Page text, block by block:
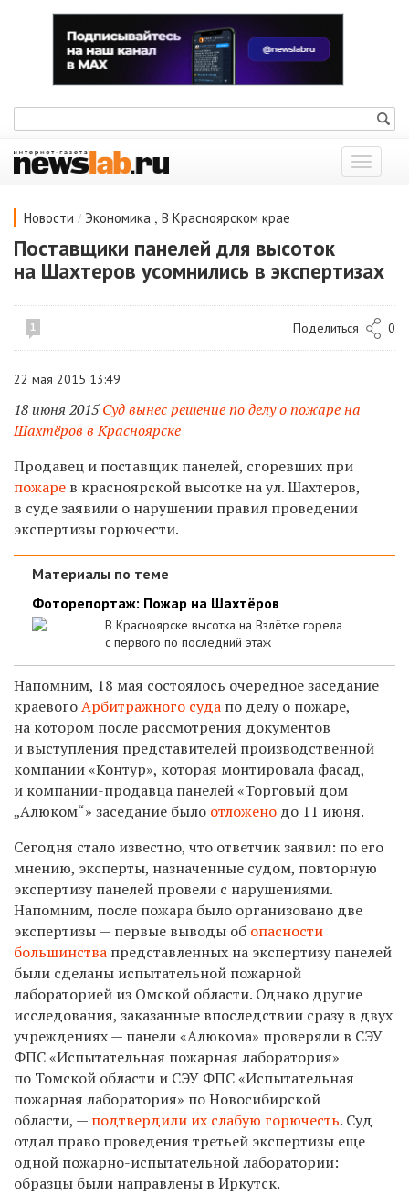
Показать
меню
Новости / Экономика , В Красноярском крае
Поставщики панелей для высоток
на Шахтеров усомнились в экспертизах
1 Поделиться 0
22 мая 2015 13:49
18 июня 2015Суд вынес решение по делу о пожаре на
Шахтёров в Красноярске
Продавец и поставщик панелей, сгоревших при
пожаре в красноярской высотке на ул. Шахтеров,
в суде заявили о нарушении правил проведении
экспертизы горючести.
Материалы по теме
Фоторепортаж: Пожар на Шахтёров
В Красноярске высотка на Взлётке горела
с первого по последний этаж
Напомним, 18 мая состоялось очередное заседание
краевогоАрбитражного суда по делу о пожаре,
на котором после рассмотрения документов
и выступления представителей производственной
компании «Контур», которая монтировала фасад,
и компании-продавца панелей «Торговый дом
„Алюком“» заседание было отложено до 11 июня.
Сегодня стало известно, что ответчик заявил: по его
мнению, эксперты, назначенные судом, повторную
экспертизу панелей провели с нарушениями.
Напомним, после пожара было организовано две
экспертизы — первые выводы об опасности
большинства представленных на экспертизу панелей
были сделаны испытательной пожарной
лабораторией из Омской области. Однако другие
исследования, заказанные впоследствии сразу в двух
учреждениях — панели «Алюкома» проверяли в СЭУ
ФПС «Испытательная пожарная лаборатория»
по Томской области и СЭУ ФПС «Испытательная
пожарная лаборатория» по Новосибирской
области, — подтвердили их слабую горючесть. Суд
отдал право проведения третьей экспертизы еще
одной пожарно-испытательной лаборатории:
образцы были направлены в Иркутск.